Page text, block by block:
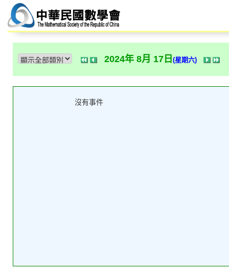
2024年 8月 17日 (星期六)
沒有事件